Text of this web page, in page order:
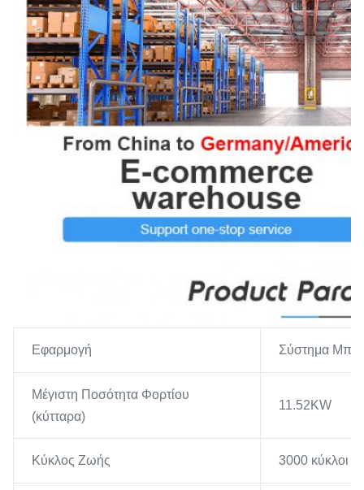
Εφαρμογή Σύστημα
Μέγιστη Ποσότητα Φορτίου
(κύτταρα)
11.52KW
Κύκλος Ζωής 3000 κύκλοι